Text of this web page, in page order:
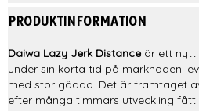
PRODUKTINFORMATION
Daiwa Lazy Jerk Distance är ett nytt
under sin korta tid på marknaden
med stor gädda. Det är framtaget
efter många timmars utveckling fått